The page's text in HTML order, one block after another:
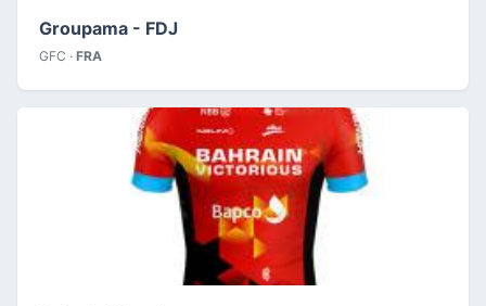
Groupama - FDJ
GFC · FRA